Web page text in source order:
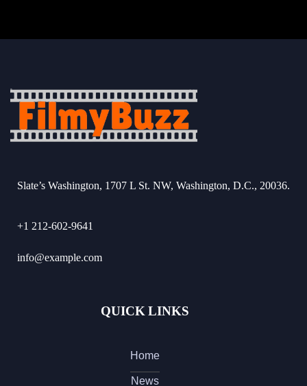
Slate’s Washington, 1707 L St. NW, Washington, D.C., 20036.
+1 212-602-9641
info@example.com
QUICK LINKS
Home
News